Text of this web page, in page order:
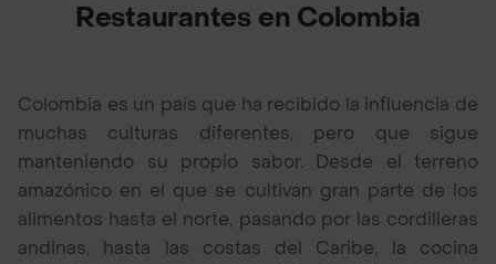
Restaurantes en Colombia
Colombia es un país que ha recibido la influencia de
muchas culturas diferentes, pero que sigue
manteniendo su propio sabor. Desde el terreno
amazónico en el que se cultivan gran parte de los
alimentos hasta el norte, pasando por las cordilleras
andinas, hasta las costas del Caribe, la cocina